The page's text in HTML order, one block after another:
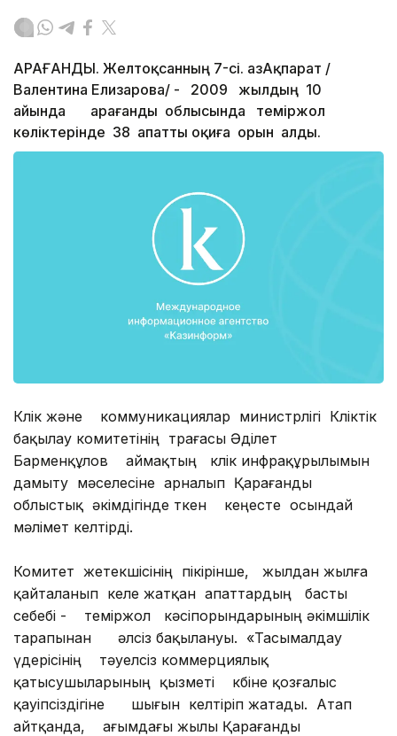
ҚАРАҒАНДЫ. Желтоқсанның 7-сі. ҚазАқпарат /
Валентина Елизарова/ - 2009 жылдың 10
айында Қарағанды облысында теміржол
көліктерінде 38 апатты оқиға орын алды.
Көлік және коммуникациялар министрлігі Көліктік
бақылау комитетінің төрағасы Әділет
Барменқұлов аймақтың көлік инфрақұрылымын
дамыту мәселесіне арналып Қарағанды
облыстық әкімдігінде өткен кеңесте осындай
мәлімет келтірді.
Комитет жетекшісінің пікірінше, жылдан жылға
қайталанып келе жатқан апаттардың басты
себебі - теміржол кәсіпорындарының әкімшілік
тарапынан әлсіз бақылануы. «Тасымалдау
үдерісінің тәуелсіз коммерциялық
қатысушыларының қызметі көбіне қозғалыс
қауіпсіздігіне шығын келтіріп жатады. Атап
айтқанда, ағымдағы жылы Қарағанды